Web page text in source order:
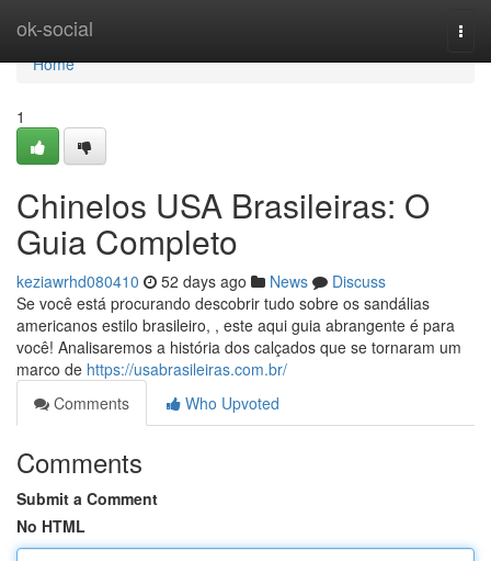
ok-social
Home
Home
1
Chinelos USA Brasileiras: O
Guia Completo
keziawrhd080410 52 days ago News
Discuss
Se você está procurando descobrir tudo sobre os sandálias
americanos estilo brasileiro, , este aqui guia abrangente é para
você! Analisaremos a história dos calçados que se tornaram um
marco de https://usabrasileiras.com.br/
Comments
Who Upvoted
Comments
Submit a Comment
No HTML